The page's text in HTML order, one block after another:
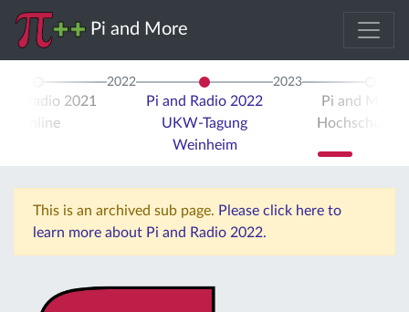
Pi and More
Radio 2021
Online
2022
Pi and Radio 2022
UKW-Tagung
Weinheim
2023
Pi and More
Hochschule
This is an archived sub page. Please click here to
learn more about Pi and Radio 2022.